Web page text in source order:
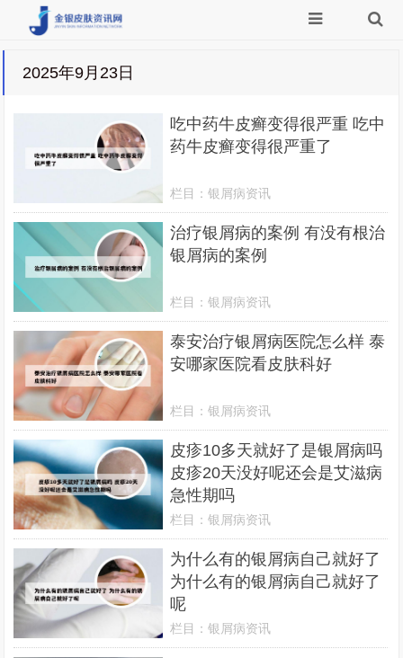
2025年9月23日
吃中药牛皮癣变得很严重 吃中
药牛皮癣变得很严重了
栏目：银屑病资讯
治疗银屑病的案例 有没有根治
银屑病的案例
栏目：银屑病资讯
泰安治疗银屑病医院怎么样 泰
安哪家医院看皮肤科好
栏目：银屑病资讯
皮疹10多天就好了是银屑病吗
皮疹20天没好呢还会是艾滋病
急性期吗
栏目：银屑病资讯
为什么有的银屑病自己就好了
为什么有的银屑病自己就好了
呢
栏目：银屑病资讯